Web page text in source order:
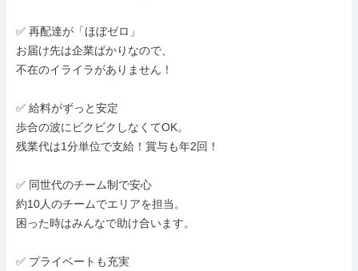
✅ 再配達が「ほぼゼロ」
お届け先は企業ばかりなので、
不在のイライラがありません！
✅ 給料がずっと安定
歩合の波にビクビクしなくてOK。
残業代は1分単位で支給！賞与も年2回！
✅ 同世代のチーム制で安心
約10人のチームでエリアを担当。
困った時はみんなで助け合います。
✅ プライベートも充実